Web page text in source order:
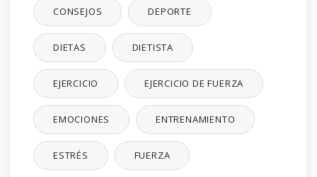
CONSEJOS DEPORTE
DIETAS DIETISTA
EJERCICIO EJERCICIO DE FUERZA
EMOCIONES ENTRENAMIENTO
ESTRÉS FUERZA